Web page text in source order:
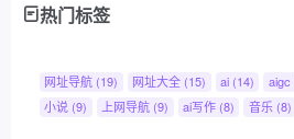
热门标签
网址导航 (19) 网址大全 (15) ai (14) aigc
小说 (9) 上网导航 (9) ai写作 (8) 音乐 (8)